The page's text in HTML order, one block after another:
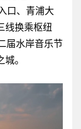
口、青浦大
线换乘枢纽
届水岸音乐节
。